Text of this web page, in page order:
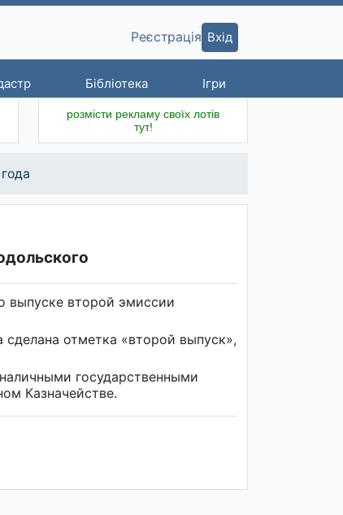
Бібліотека Ігри
Реєстрація Вхід
розмісти рекламу своїх лотів
тут!
выпуске второй эмиссии
отметка «второй выпуск»,
государственными
Казначействе.